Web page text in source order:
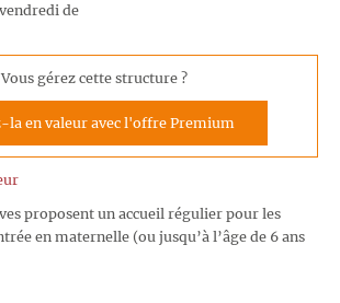
de
Vous gérez cette structure ?
la en valeur avec l'offre Premium
proposent un accueil régulier pour les
en maternelle (ou jusqu’à l’âge de 6 ans